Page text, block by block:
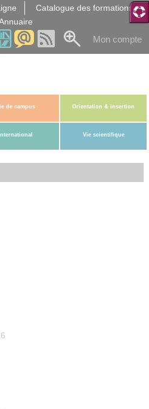
Catalogue des formations
Mon compte
de campus Orientation & insertion
International Vie scientifique